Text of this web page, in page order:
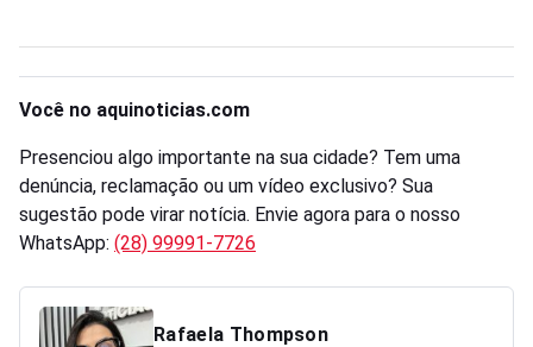
Você no aquinoticias.com
Presenciou algo importante na sua cidade? Tem uma
denúncia, reclamação ou um vídeo exclusivo? Sua
sugestão pode virar notícia. Envie agora para o nosso
WhatsApp: (28) 99991-7726
Rafaela Thompson